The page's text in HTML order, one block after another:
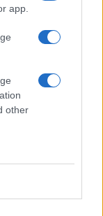
app.
other
evento a